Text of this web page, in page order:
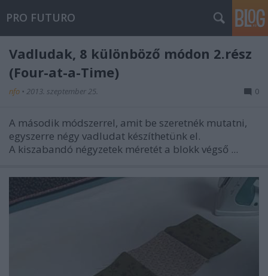
PRO FUTURO
Vadludak, 8 különböző módon 2.rész
(Four-at-a-Time)
nfo • 2013. szeptember 25. 0
A második módszerrel, amit be szeretnék mutatni,
egyszerre négy vadludat készíthetünk el.
A kiszabandó négyzetek méretét a blokk végső ...